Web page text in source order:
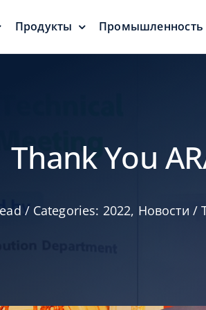
Продукты Промышленность
Thank You
/ Categories: 2022, Новости /